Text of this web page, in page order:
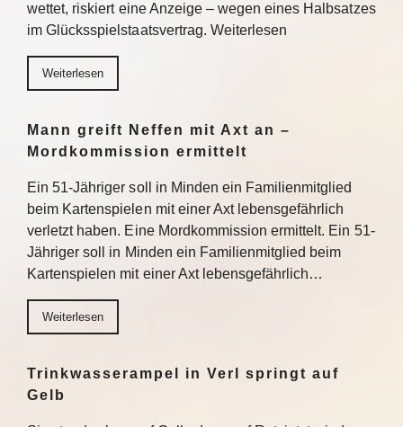
wettet, riskiert eine Anzeige – wegen eines Halbsatzes
im Glücksspielstaatsvertrag. Weiterlesen
Weiterlesen
Mann greift Neffen mit Axt an –
Mordkommission ermittelt
Ein 51-Jähriger soll in Minden ein Familienmitglied
beim Kartenspielen mit einer Axt lebensgefährlich
verletzt haben. Eine Mordkommission ermittelt. Ein 51-
Jähriger soll in Minden ein Familienmitglied beim
Kartenspielen mit einer Axt lebensgefährlich…
Weiterlesen
Trinkwasserampel in Verl springt auf
Gelb